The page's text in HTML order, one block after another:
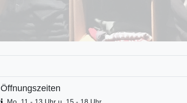
Öffnungszeiten
Mo. 11 - 13 Uhr u. 15 - 18 Uhr